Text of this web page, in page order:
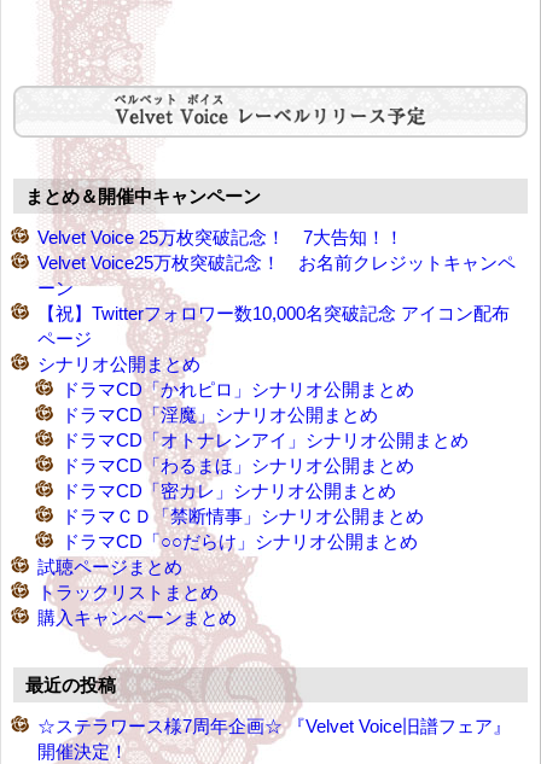
まとめ＆開催中キャンペーン
Velvet Voice 25万枚突破記念！ 7大告知！！
Velvet Voice25万枚突破記念！ お名前クレジットキャンペ
ーン
【祝】Twitterフォロワー数10,000名突破記念 アイコン配布
ページ
シナリオ公開まとめ
ドラマCD「かれピロ」シナリオ公開まとめ
ドラマCD「淫魔」シナリオ公開まとめ
ドラマCD「オトナレンアイ」シナリオ公開まとめ
ドラマCD「わるまほ」シナリオ公開まとめ
ドラマCD「密カレ」シナリオ公開まとめ
ドラマＣＤ「禁断情事」シナリオ公開まとめ
ドラマCD「○○だらけ」シナリオ公開まとめ
試聴ページまとめ
トラックリストまとめ
購入キャンペーンまとめ
最近の投稿
☆ステラワース様7周年企画☆ 『Velvet Voice旧譜フェア』
開催決定！